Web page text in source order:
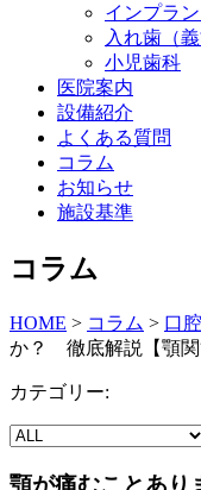
インプラ
入れ歯（義
小児歯科
医院案内
設備紹介
よくある質問
コラム
お知らせ
施設基準
コラム
HOME > コラム > 口
か？ 徹底解説【顎関
カテゴリー:
顎が痛むことあ